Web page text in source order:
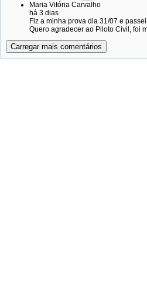
Maria Vitória Carvalho
há 3 dias
Fiz a minha prova dia 31/07 e
Quero agradecer ao Piloto Civil, foi
Carregar mais comentários